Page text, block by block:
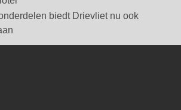
biedt Drievliet nu ook